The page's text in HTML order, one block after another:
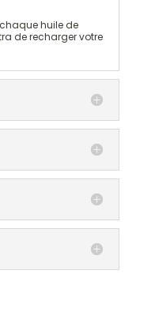
huile de
de recharger votre